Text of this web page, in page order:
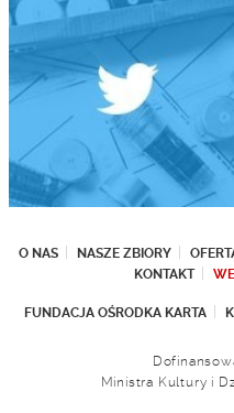
O NAS NASZE ZBIORY
KONTAKT
FUNDACJA OŚRODKA KARTA
Ministra Kultury i